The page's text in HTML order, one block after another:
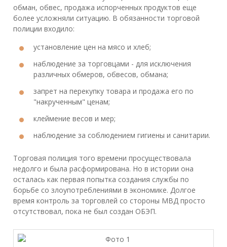
обман, обвес, продажа испорченных продуктов еще
более усложняли ситуацию. В обязанности торговой
полиции входило:
установление цен на мясо и хлеб;
наблюдение за торговцами - для исключения
различных обмеров, обвесов, обмана;
запрет на перекупку товара и продажа его по
"накрученным" ценам;
клеймение весов и мер;
наблюдение за соблюдением гигиены и санитарии.
Торговая полиция того времени просуществовала
недолго и была расформирована. Но в истории она
осталась как первая попытка создания службы по
борьбе со злоупотреблениями в экономике. Долгое
время контроль за торговлей со стороны МВД просто
отсутствовал, пока не был создан ОБЭП.